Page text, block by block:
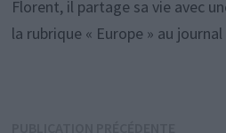
Florent, il partage sa vie avec
la rubrique « Europe » au journal